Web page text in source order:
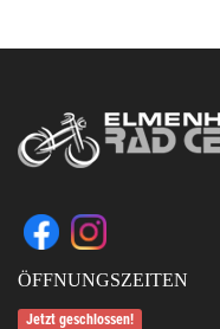
ÖFFNUNGSZEITEN
Jetzt geschlossen!